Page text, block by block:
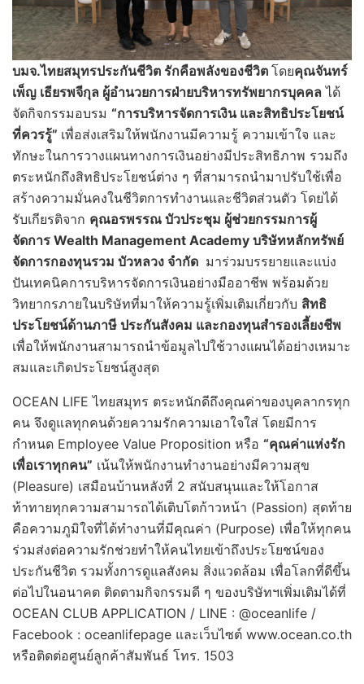
บมจ.ไทยสมุทรประกันชีวิต รักคือพลังของชีวิต โดยคุณจันทร์
เพ็ญ เธียรพจีกุล ผู้อำนวยการฝ่ายบริหารทรัพยากรบุคคล ได้
จัดกิจกรรมอบรม “การบริหารจัดการเงิน และสิทธิประโยชน์
ที่ควรรู้” เพื่อส่งเสริมให้พนักงานมีความรู้ ความเข้าใจ และ
ทักษะในการวางแผนทางการเงินอย่างมีประสิทธิภาพ รวมถึง
ตระหนักถึงสิทธิประโยชน์ต่าง ๆ ที่สามารถนำมาปรับใช้เพื่อ
สร้างความมั่นคงในชีวิตการทำงานและชีวิตส่วนตัว โดยได้
รับเกียรติจาก คุณอรพรรณ บัวประชุม ผู้ช่วยกรรมการผู้
จัดการ Wealth Management Academy บริษัทหลักทรัพย์
จัดการกองทุนรวม บัวหลวง จำกัด มาร่วมบรรยายและแบ่ง
ปันเทคนิคการบริหารจัดการเงินอย่างมืออาชีพ พร้อมด้วย
วิทยากรภายในบริษัทที่มาให้ความรู้เพิ่มเติมเกี่ยวกับ สิทธิ
ประโยชน์ด้านภาษี ประกันสังคม และกองทุนสำรองเลี้ยงชีพ
เพื่อให้พนักงานสามารถนำข้อมูลไปใช้วางแผนได้อย่างเหมาะ
สมและเกิดประโยชน์สูงสุด
OCEAN LIFE ไทยสมุทร ตระหนักดีถึงคุณค่าของบุคลากรทุก
คน จึงดูแลทุกคนด้วยความรักความเอาใจใส่ โดยมีการ
กำหนด Employee Value Proposition หรือ “คุณค่าแห่งรัก
เพื่อเราทุกคน” เน้นให้พนักงานทำงานอย่างมีความสุข
(Pleasure) เสมือนบ้านหลังที่ 2 สนับสนุนและให้โอกาส
ท้าทายทุกความสามารถได้เติบโตก้าวหน้า (Passion) สุดท้าย
คือความภูมิใจที่ได้ทำงานที่มีคุณค่า (Purpose) เพื่อให้ทุกคน
ร่วมส่งต่อความรักช่วยทำให้คนไทยเข้าถึงประโยชน์ของ
ประกันชีวิต รวมทั้งการดูแลสังคม สิ่งแวดล้อม เพื่อโลกที่ดีขึ้น
ต่อไปในอนาคต ติดตามกิจกรรมดี ๆ ของบริษัทฯเพิ่มเติมได้ที่
OCEAN CLUB APPLICATION / LINE : @oceanlife /
Facebook : oceanlifepage และเว็บไซต์ www.ocean.co.th
หรือติดต่อศูนย์ลูกค้าสัมพันธ์ โทร. 1503